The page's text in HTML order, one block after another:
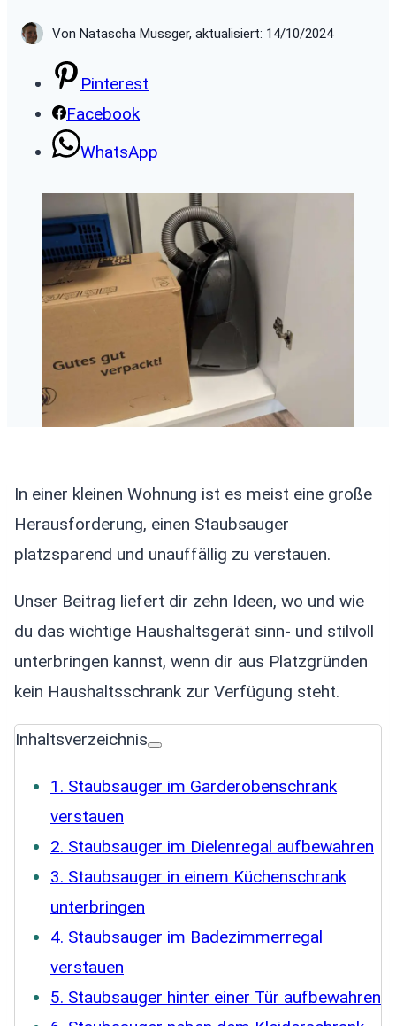
Von Natascha Mussger, aktualisiert: 14/10/2024
Pinterest
Facebook
WhatsApp
In einer kleinen Wohnung ist es meist eine große
Herausforderung, einen Staubsauger
platzsparend und unauffällig zu verstauen.
Unser Beitrag liefert dir zehn Ideen, wo und wie
du das wichtige Haushaltsgerät sinn- und stilvoll
unterbringen kannst, wenn dir aus Platzgründen
kein Haushaltsschrank zur Verfügung steht.
Inhaltsverzeichnis
1. Staubsauger im Garderobenschrank
verstauen
2. Staubsauger im Dielenregal aufbewahren
3. Staubsauger in einem Küchenschrank
unterbringen
4. Staubsauger im Badezimmerregal
verstauen
5. Staubsauger hinter einer Tür aufbewahren